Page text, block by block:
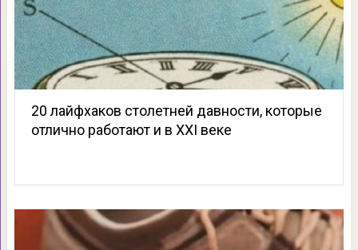
20 лайфхаков столетней давности, которые
отлично работают и в XXI веке